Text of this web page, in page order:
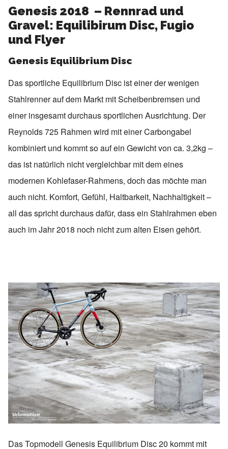
Genesis 2018 – Rennrad und
Gravel: Equilibirum Disc, Fugio
und Flyer
Genesis Equilibrium Disc
Das sportliche Equilibrium Disc ist einer der wenigen
Stahlrenner auf dem Markt mit Scheibenbremsen und
einer insgesamt durchaus sportlichen Ausrichtung. Der
Reynolds 725 Rahmen wird mit einer Carbongabel
kombiniert und kommt so auf ein Gewicht von ca. 3,2kg –
das ist natürlich nicht vergleichbar mit dem eines
modernen Kohlefaser-Rahmens, doch das möchte man
auch nicht. Komfort, Gefühl, Haltbarkeit, Nachhaltigkeit –
all das spricht durchaus dafür, dass ein Stahlrahmen eben
auch im Jahr 2018 noch nicht zum alten Eisen gehört.
Das Topmodell Genesis Equilibrium Disc 20 kommt mit